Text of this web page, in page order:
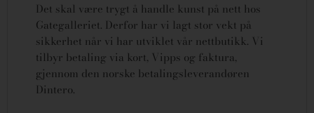
Det skal være trygt å handle kunst på nett hos
Gategalleriet. Derfor har vi lagt stor vekt på
sikkerhet når vi har utviklet vår nettbutikk. Vi
tilbyr betaling via kort, Vipps og faktura,
gjennom den norske betalingsleverandøren
Dintero.